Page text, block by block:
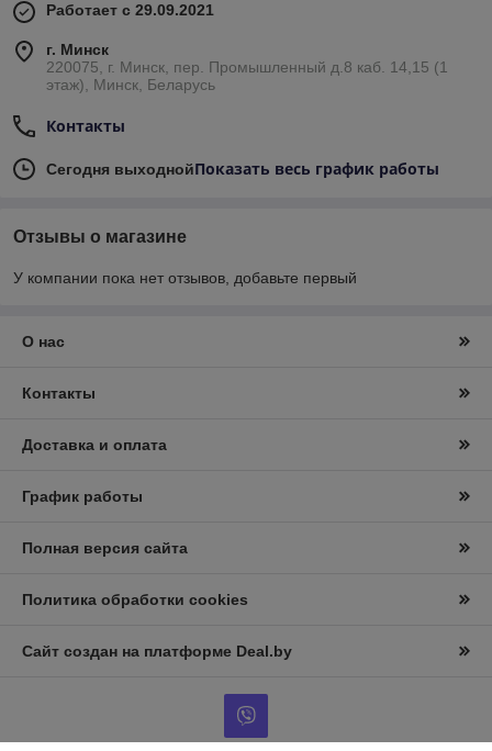
Работает с 29.09.2021
г. Минск
220075, г. Минск, пер. Промышленный д.8 каб. 14,15 (1
этаж), Минск, Беларусь
Контакты
Сегодня выходнойПоказать весь график работы
Отзывы о магазине
У компании пока нет отзывов, добавьте первый
О нас
Контакты
Доставка и оплата
График работы
Полная версия сайта
Политика обработки cookies
Сайт создан на платформе Deal.by